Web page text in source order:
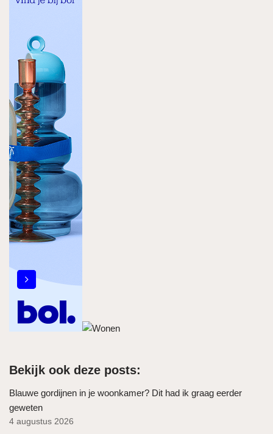
Bekijk ook deze posts:
Blauwe gordijnen in je woonkamer? Dit had ik graag eerder
geweten
4 augustus 2026